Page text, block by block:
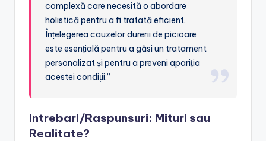
complexă care necesită o abordare
holistică pentru a fi tratată eficient.
Înțelegerea cauzelor durerii de picioare
este esențială pentru a găsi un tratament
personalizat și pentru a preveni apariția
acestei condiții.”
Intrebari/Raspunsuri: Mituri sau
Realitate?